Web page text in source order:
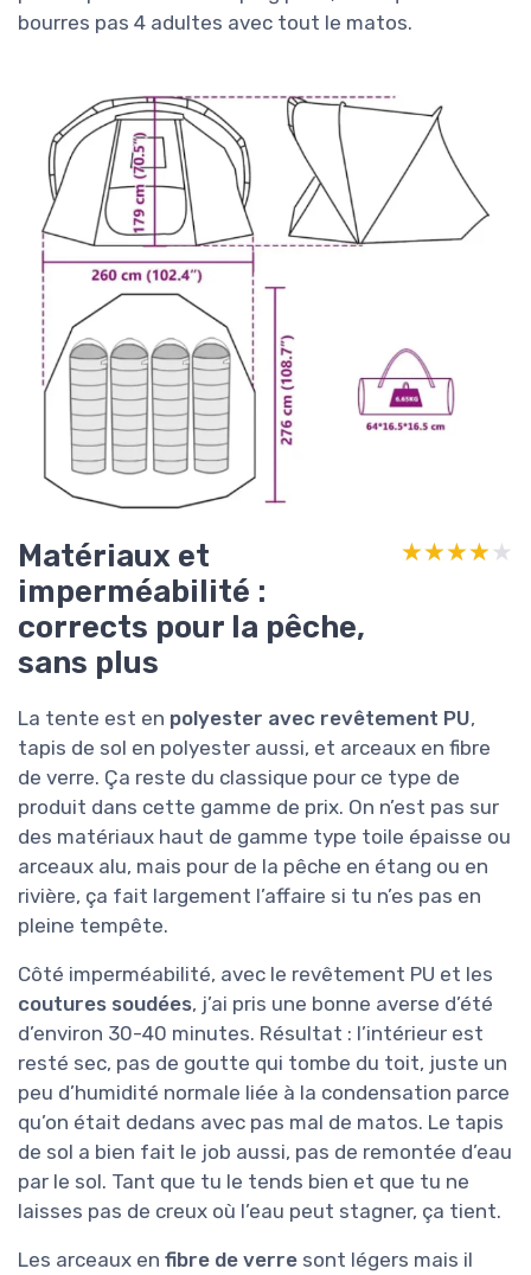
bourres pas 4 adultes avec tout le matos.
Matériaux et
imperméabilité :
corrects pour la pêche,
sans plus
★★★★★
★★★★★
La tente est en polyester avec revêtement PU,
tapis de sol en polyester aussi, et arceaux en fibre
de verre. Ça reste du classique pour ce type de
produit dans cette gamme de prix. On n’est pas sur
des matériaux haut de gamme type toile épaisse ou
arceaux alu, mais pour de la pêche en étang ou en
rivière, ça fait largement l’affaire si tu n’es pas en
pleine tempête.
Côté imperméabilité, avec le revêtement PU et les
coutures soudées, j’ai pris une bonne averse d’été
d’environ 30-40 minutes. Résultat : l’intérieur est
resté sec, pas de goutte qui tombe du toit, juste un
peu d’humidité normale liée à la condensation parce
qu’on était dedans avec pas mal de matos. Le tapis
de sol a bien fait le job aussi, pas de remontée d’eau
par le sol. Tant que tu le tends bien et que tu ne
laisses pas de creux où l’eau peut stagner, ça tient.
Les arceaux en fibre de verre sont légers mais il